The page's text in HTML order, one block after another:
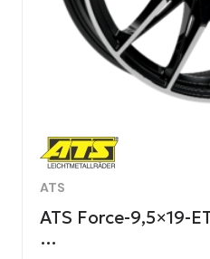
ATS
ATS Force-9,5×19-
…